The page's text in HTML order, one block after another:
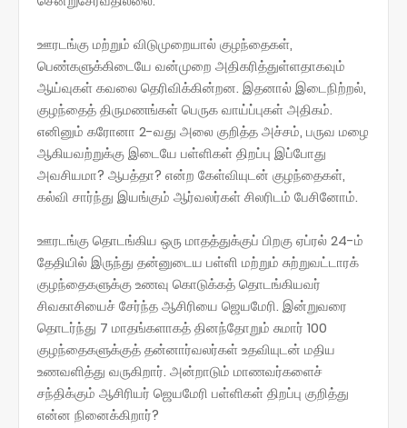
ஊரடங்கு மற்றும் விடுமுறையால் குழந்தைகள்,
பெண்களுக்கிடையே வன்முறை அதிகரித்துள்ளதாகவும்
ஆய்வுகள் கவலை தெரிவிக்கின்றன. இதனால் இடைநிற்றல்,
குழந்தைத் திருமணங்கள் பெருக வாய்ப்புகள் அதிகம்.
எனினும் கரோனா 2-வது அலை குறித்த அச்சம், பருவ மழை
ஆகியவற்றுக்கு இடையே பள்ளிகள் திறப்பு இப்போது
அவசியமா? ஆபத்தா? என்ற கேள்வியுடன் குழந்தைகள்,
கல்வி சார்ந்து இயங்கும் ஆர்வலர்கள் சிலரிடம் பேசினோம்.
ஊரடங்கு தொடங்கிய ஒரு மாதத்துக்குப் பிறகு ஏப்ரல் 24-ம்
தேதியில் இருந்து தன்னுடைய பள்ளி மற்றும் சுற்றுவட்டாரக்
குழந்தைகளுக்கு உணவு கொடுக்கத் தொடங்கியவர்
சிவகாசியைச் சேர்ந்த ஆசிரியை ஜெயமேரி. இன்றுவரை
தொடர்ந்து 7 மாதங்களாகத் தினந்தோறும் சுமார் 100
குழந்தைகளுக்குத் தன்னார்வலர்கள் உதவியுடன் மதிய
உணவளித்து வருகிறார். அன்றாடும் மாணவர்களைச்
சந்திக்கும் ஆசிரியர் ஜெயமேரி பள்ளிகள் திறப்பு குறித்து
என்ன நினைக்கிறார்?